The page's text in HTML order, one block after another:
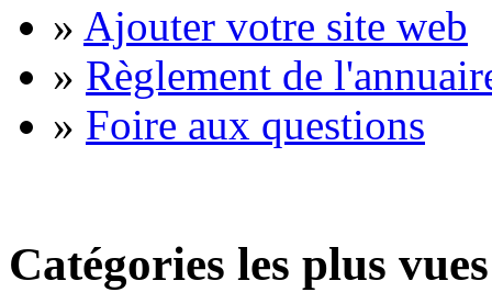
» Ajouter votre site web
» Règlement de
» Foire aux questions
Catégories les plus vues